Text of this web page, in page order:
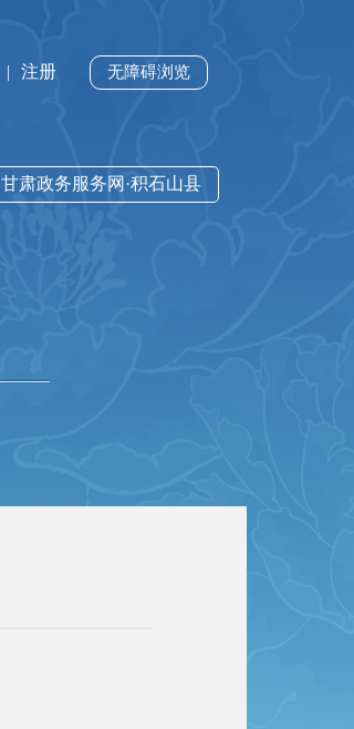
无障碍浏览
| 注册
甘肃政务服务网·积石山县